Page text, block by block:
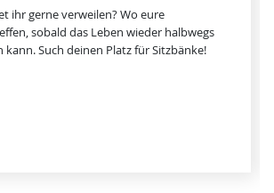
ihr gerne verweilen? Wo eure
sobald das Leben wieder halbwegs
kann. Such deinen Platz für Sitzbänke!